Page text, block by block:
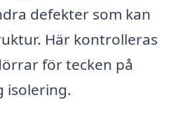
defekter som kan
Här kontrolleras
för tecken på
isolering.